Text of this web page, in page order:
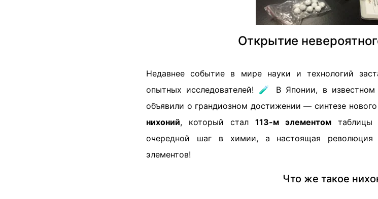
Открытие
Недавнее событие в мире науки и технологий
опытных исследователей! 🧪 В Японии, в известном
объявили о грандиозном достижении — синтезе
нихоний, который стал 113-м элементомтаблицы
очередной шаг в химии, а настоящая
элементов!
Что же такое